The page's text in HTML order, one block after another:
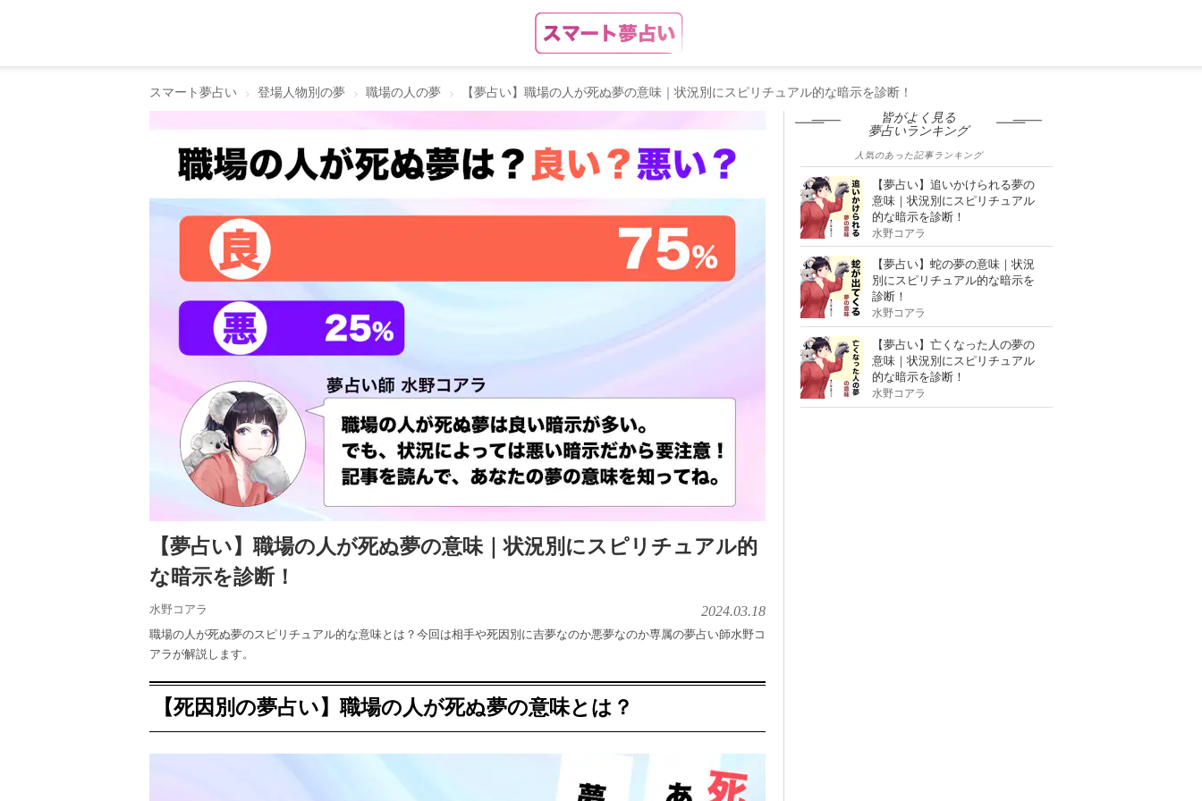
スマート夢占い 登場人物別の夢 職場の人の夢 【夢占い】職場の人が死ぬ夢の意味｜状況別にスピリチュアル的な暗示を診断！
【夢占い】職場の人が死ぬ夢の意味｜状況別にスピリチュアル的
な暗示を診断！
水野コアラ 2024.03.18
職場の人が死ぬ夢のスピリチュアル的な意味とは？今回は相手や死因別に吉夢なのか悪夢なのか専属の夢占い師水野コ
アラが解説します。
【死因別の夢占い】職場の人が死ぬ夢の意味とは？
皆がよく見る
夢占いランキング
人気のあった記事ランキング
【夢占い】追いかけられる夢の
意味｜状況別にスピリチュアル
的な暗示を診断！
水野コアラ
【夢占い】蛇の夢の意味｜状況
別にスピリチュアル的な暗示を
診断！
水野コアラ
【夢占い】亡くなった人の夢の
意味｜状況別にスピリチュアル
的な暗示を診断！
水野コアラ